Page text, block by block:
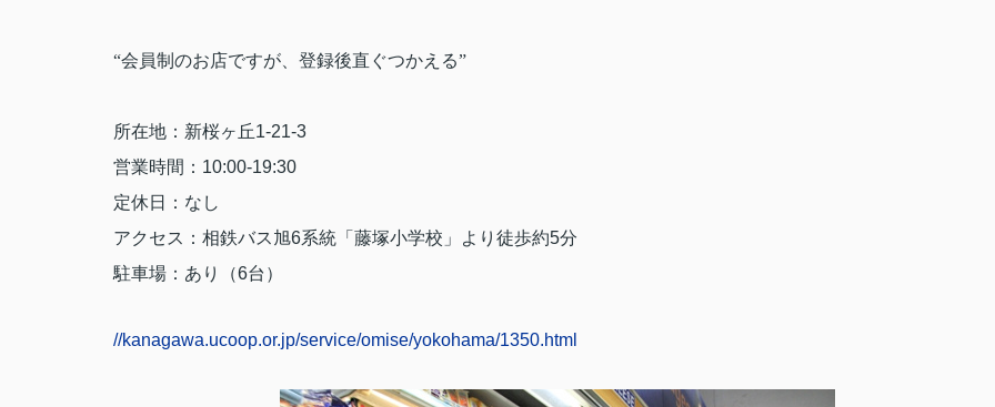
“会員制のお店ですが、登録後直ぐつかえる”
所在地：新桜ヶ丘1-21-3
営業時間： 10:00-19:30
定休日：なし
アクセス：相鉄バス旭6系統「藤塚小学校」より徒歩約5分
駐車場：あり（6台）
//kanagawa.ucoop.or.jp/service/omise/yokohama/1350.html